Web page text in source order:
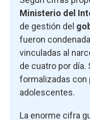
Ministerio del
de gestión del
fueron
vinculadas al
de cuatro por día.
formalizadas con
adolescentes.
La enorme cifra